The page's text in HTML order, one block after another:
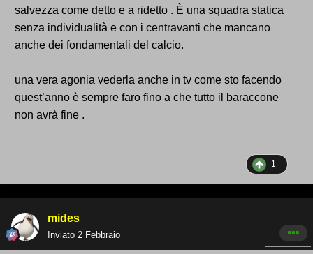
salvezza come detto e a ridetto . È una squadra statica
senza individualità e con i centravanti che mancano
anche dei fondamentali del calcio.
una vera agonia vederla anche in tv come sto facendo
quest’anno è sempre faro fino a che tutto il baraccone
non avrà fine .
1
mides
Inviato 2 Febbraio